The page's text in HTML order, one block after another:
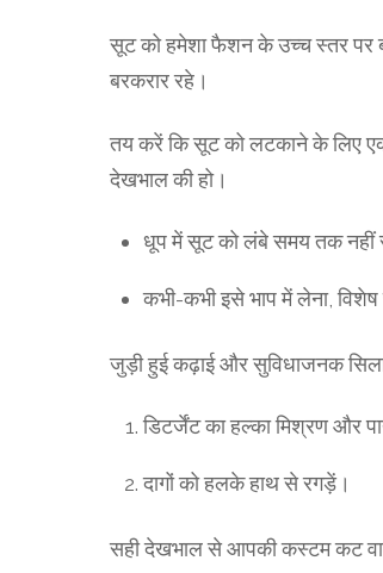
सूट को हमेशा फैशन के उच्च स्तर पर
बरकरार रहे।
तय करें कि सूट को लटकाने के लिए एक
देखभाल की हो।
धूप में सूट को लंबे समय तक नहीं
कभी-कभी इसे भाप में लेना,
जुड़ी हुई कढ़ाई और सुविधाजनक
डिटर्जेंट का हल्का मिश्रण और
दागों को हलके हाथ से रगड़ें।
सही देखभाल से आपकी कस्टम कट